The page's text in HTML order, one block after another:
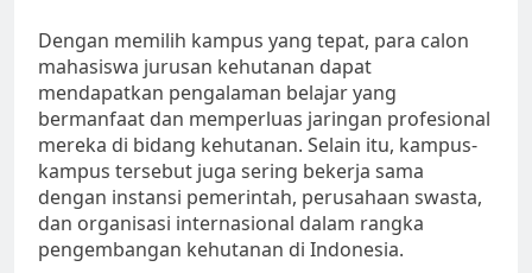
Dengan memilih kampus yang tepat, para calon
mahasiswa jurusan kehutanan dapat
mendapatkan pengalaman belajar yang
bermanfaat dan memperluas jaringan profesional
mereka di bidang kehutanan. Selain itu, kampus-
kampus tersebut juga sering bekerja sama
dengan instansi pemerintah, perusahaan swasta,
dan organisasi internasional dalam rangka
pengembangan kehutanan di Indonesia.